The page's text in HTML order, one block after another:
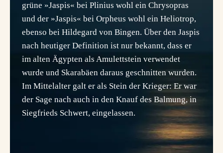
grüne »Jaspis« bei Plinius wohl ein Chrysopras
und der »Jaspis« bei Orpheus wohl ein Heliotrop,
ebenso bei Hildegard von Bingen. Über den Jaspis
nach heutiger Definition ist nur bekannt, dass er
im alten Ägypten als Amulettstein verwendet
wurde und Skarabäen daraus geschnitten wurden.
Im Mittelalter galt er als Stein der Krieger: Er war
der Sage nach auch in den Knauf des Balmung, in
Siegfrieds Schwert, eingelassen.